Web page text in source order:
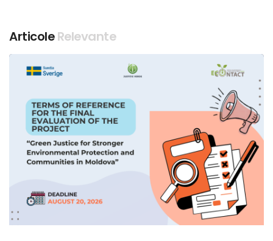
ArticoleRelevante